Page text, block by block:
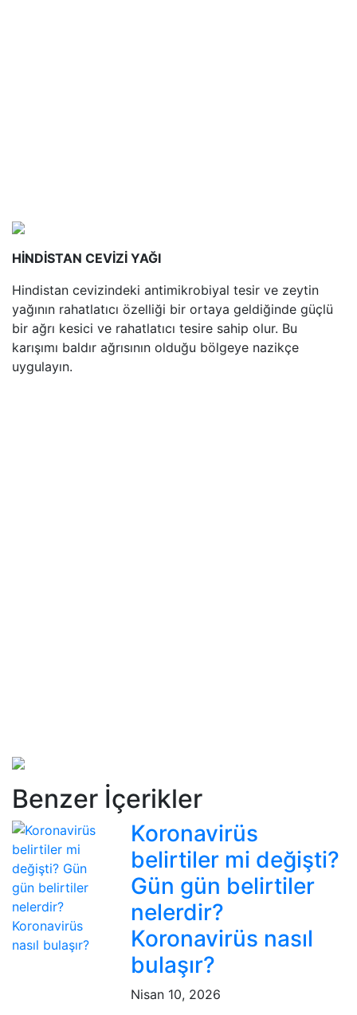
HİNDİSTAN CEVİZİ YAĞI
Hindistan cevizindeki antimikrobiyal tesir ve zeytin
yağının rahatlatıcı özelliği bir ortaya geldiğinde güçlü
bir ağrı kesici ve rahatlatıcı tesire sahip olur. Bu
karışımı baldır ağrısının olduğu bölgeye nazikçe
uygulayın.
Benzer İçerikler
Koronavirüs
belirtiler mi değişti?
Gün gün belirtiler
nelerdir?
Koronavirüs nasıl
bulaşır?
Nisan 10, 2026